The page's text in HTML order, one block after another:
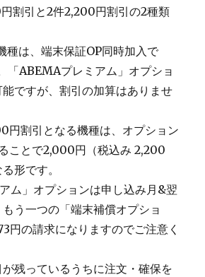
割引と2件2,200円割引の2種類
種は、端末保証OP同時加入で
「ABEMAプレミアム」オプショ
ですが、割引の加算はありませ
円割引となる機種は、オプション
ことで2,000円（税込み 2,200
形です。
ム」オプションは申し込み月&翌
う一つの「端末補償オプショ
円の請求になりますのでご注意く
残っているうちに注文・確保を